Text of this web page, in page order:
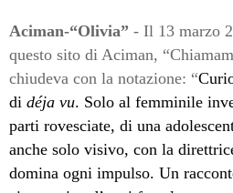
Aciman-“Olivia” - Il 13 marzo
questo sito di Aciman,
chiudeva con la notazione: “
di déja vu. Solo al femminile
parti rovesciate, di una
anche solo visivo, con la
domina ogni impulso. Un